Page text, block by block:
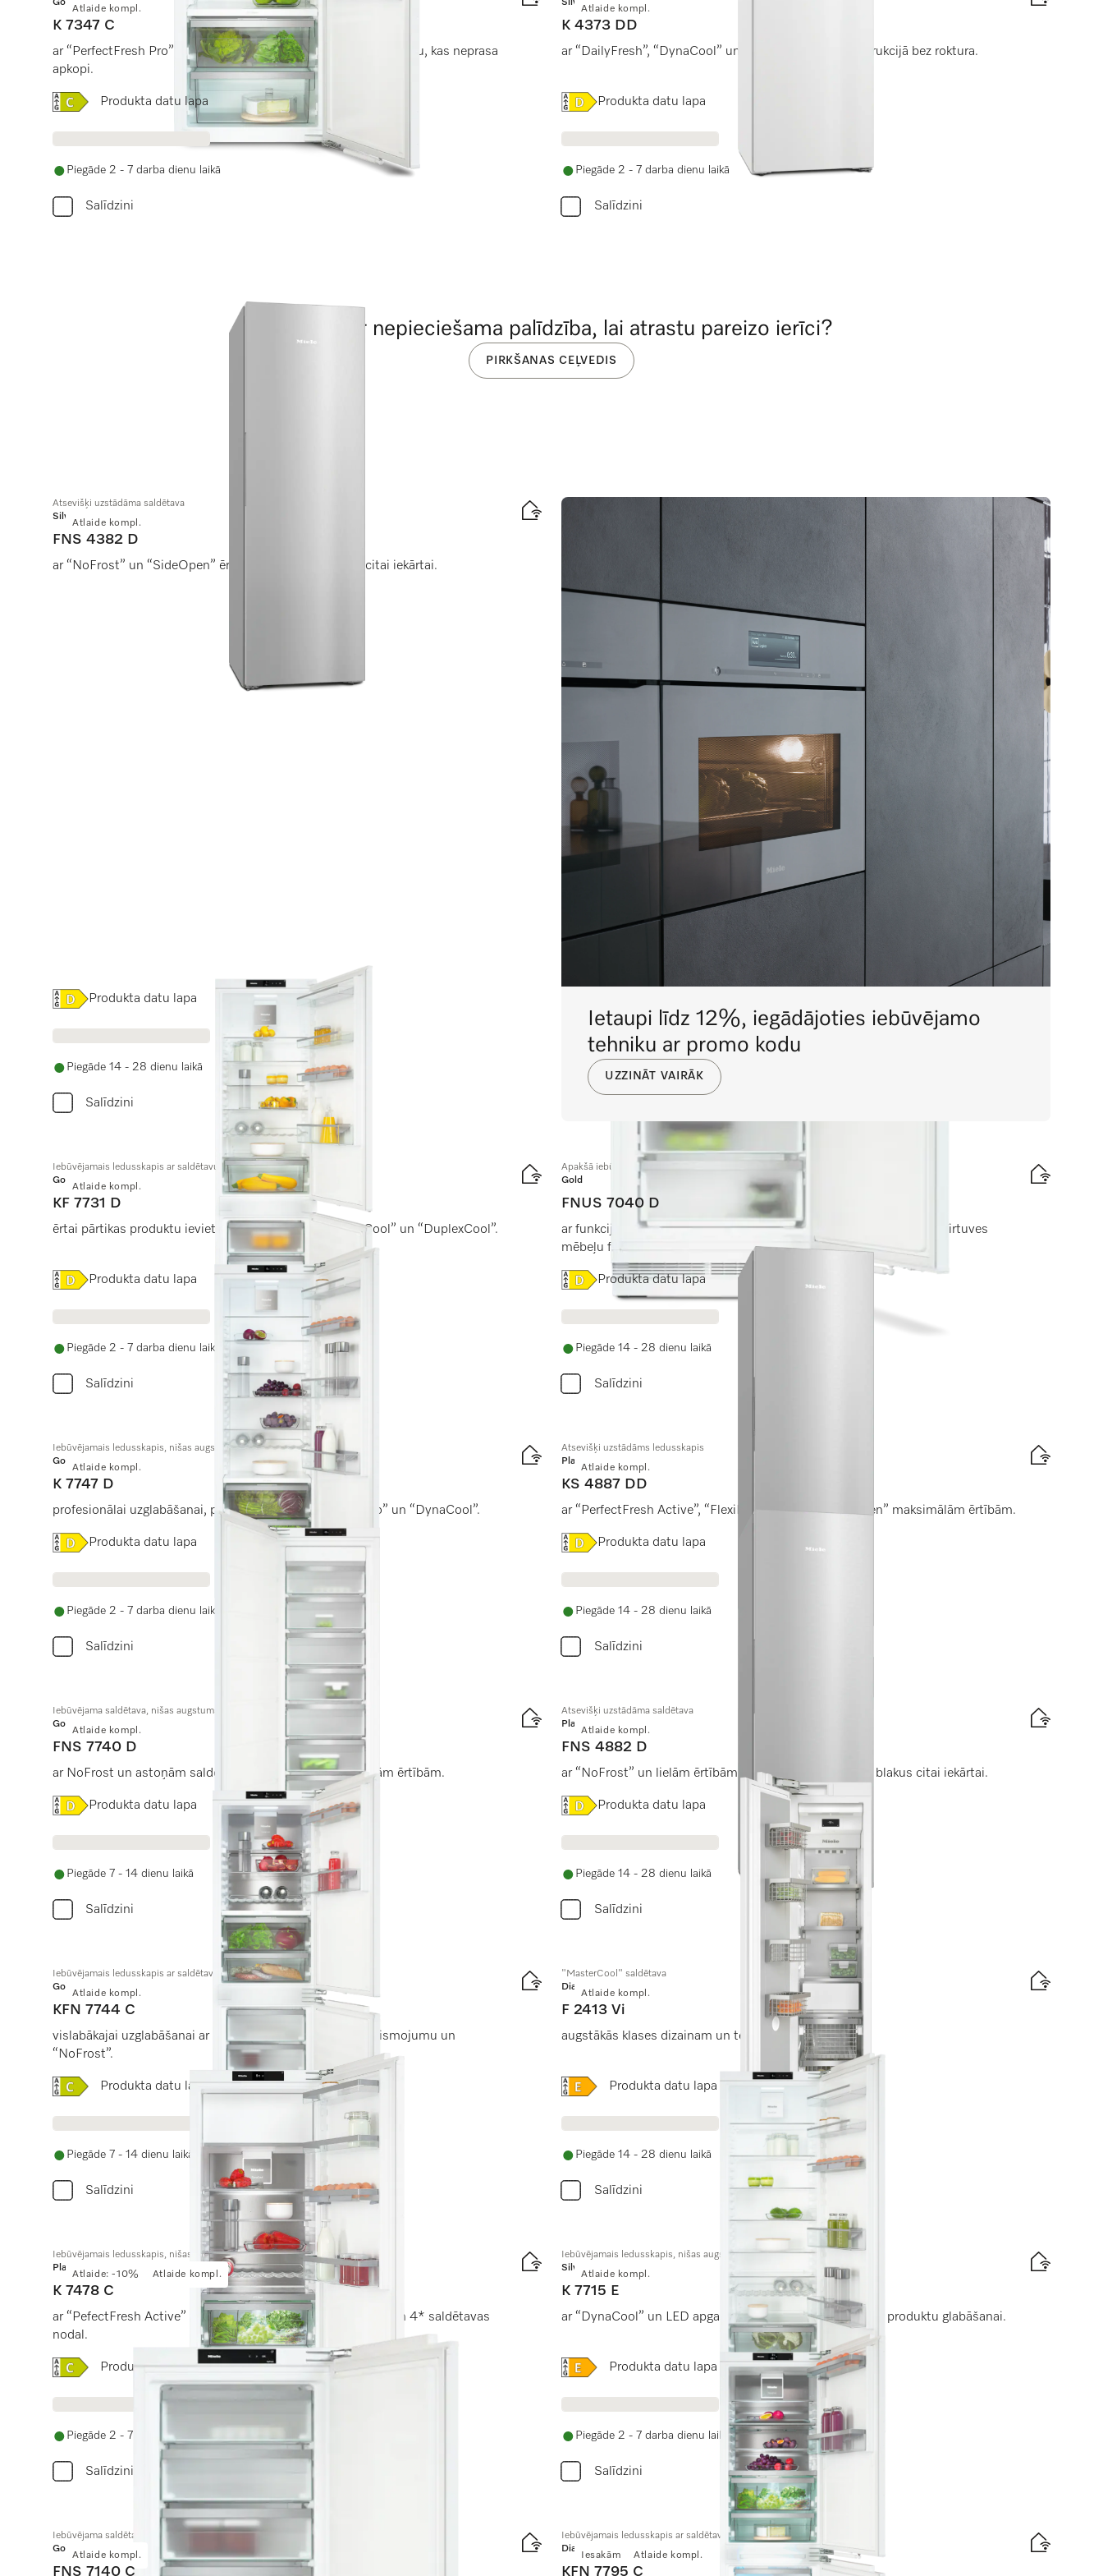
Atlaide kompl.
Gold
K 7347 C
ar “PerfectFresh Pro” ilgākam svaigumam un LED apgaismojumu, kas neprasa
apkopi.
Online Label Flag, Energoefektivitātes etiķete
Produkta datu lapa
Piegāde 2 - 7 darba dienu laikā
Salīdzini
Atlaide kompl.
Silver
K 4373 DD
ar “DailyFresh”, “DynaCool” un “ComfortClean” konstrukcijā bez roktura.
Online Label Flag, Energoefektivitātes etiķete
Produkta datu lapa
Piegāde 2 - 7 darba dienu laikā
Salīdzini
Atlaide kompl.
Atsevišķi uzstādāma saldētava
Silver
FNS 4382 D
ar “NoFrost” un “SideOpen” ērtai novietošanai blakus citai iekārtai.
Online Label Flag, Energoefektivitātes etiķete
Produkta datu lapa
Piegāde 14 - 28 dienu laikā
Salīdzini
Atlaide kompl.
Iebūvējamais ledusskapis ar saldētavu, nišas augstums 178 cm
Gold
KF 7731 D
ērtai pārtikas produktu ievietošanai, pateicoties “DynaCool” un “DuplexCool”.
Online Label Flag, Energoefektivitātes etiķete
Produkta datu lapa
Piegāde 2 - 7 darba dienu laikā
Salīdzini
Apakšā iebūvējama saldētava, nišas augstums 82–88 cm
Gold
FNUS 7040 D
ar funkcijām NoFrost, SoftClose un SuperFrost kompaktā dizainā. Virtuves
mēbeļu fasādēm jābūt vismaz 72 cm augstām.
Online Label Flag, Energoefektivitātes etiķete
Produkta datu lapa
Piegāde 14 - 28 dienu laikā
Salīdzini
Atlaide kompl.
Iebūvējamais ledusskapis, nišas augstums 178 cm
Gold
K 7747 D
profesionālai uzglabāšanai, pateicoties “Perfect Fresh Pro” un “DynaCool”.
Online Label Flag, Energoefektivitātes etiķete
Produkta datu lapa
Piegāde 2 - 7 darba dienu laikā
Salīdzini
Atlaide kompl.
Atsevišķi uzstādāms ledusskapis
Platinum
KS 4887 DD
ar “PerfectFresh Active”, “FlexiLight2.0” un “Click2open” maksimālām ērtībām.
Online Label Flag, Energoefektivitātes etiķete
Produkta datu lapa
Piegāde 14 - 28 dienu laikā
Salīdzini
Atlaide kompl.
Iebūvējama saldētava, nišas augstums 178 cm
Gold
FNS 7740 D
ar NoFrost un astoņām saldēšanas atvilktnēm maksimālām ērtībām.
Online Label Flag, Energoefektivitātes etiķete
Produkta datu lapa
Piegāde 7 - 14 dienu laikā
Salīdzini
Atlaide kompl.
Atsevišķi uzstādāma saldētava
Platinum
FNS 4882 D
ar “NoFrost” un lielām ērtībām lieliskam izvietojumam blakus citai iekārtai.
Online Label Flag, Energoefektivitātes etiķete
Produkta datu lapa
Piegāde 14 - 28 dienu laikā
Salīdzini
Atlaide kompl.
Iebūvējamais ledusskapis ar saldētavu, nišas augstums 178 cm
Gold
KFN 7744 C
vislabākajai uzglabāšanai ar “PerfectFresh Pro”, LED apgaismojumu un
“NoFrost”.
Online Label Flag, Energoefektivitātes etiķete
Produkta datu lapa
Piegāde 7 - 14 dienu laikā
Salīdzini
Atlaide kompl.
"MasterCool" saldētava
Diamond
F 2413 Vi
augstākās klases dizainam un tehnikai lielā formātā.
Online Label Flag, Energoefektivitātes etiķete
Produkta datu lapa
Piegāde 14 - 28 dienu laikā
Salīdzini
Atlaide: -10% Atlaide kompl.
Iebūvējamais ledusskapis, nišas augstums 140 cm
Platinum
K 7478 C
ar “PefectFresh Active” labam svaigumam, “FlexiLight2.0” un 4* saldētavas
nodal.
Online Label Flag, Energoefektivitātes etiķete
Produkta datu lapa
Piegāde 2 - 7 darba dienu laikā
Salīdzini
Atlaide kompl.
Iebūvējamais ledusskapis, nišas augstums 178 cm
Silver
K 7715 E
ar “DynaCool” un LED apgaismojumu praktiskai pārtikas produktu glabāšanai.
Online Label Flag, Energoefektivitātes etiķete
Produkta datu lapa
Piegāde 2 - 7 darba dienu laikā
Salīdzini
Atlaide kompl.
Iebūvējama saldētava, nišas augstums 88 cm
Gold
FNS 7140 C
Iesakām Atlaide kompl.
Iebūvējamais ledusskapis ar saldētavu, nišas augstums 178 cm
Diamond
KFN 7795 C
Vai jums ir nepieciešama palīdzība, lai atrastu pareizo ierīci?
PIRKŠANAS CEĻVEDIS
Ietaupi līdz 12%, iegādājoties iebūvējamo
tehniku ar promo kodu
UZZINĀT VAIRĀK